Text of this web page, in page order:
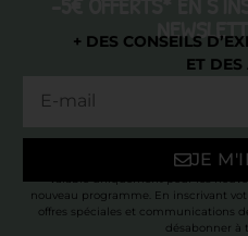
+ DES CONSEILS
ET DES
JE
* Valable uniquement pour les
nouveau programme. En inscrivant
offres spéciales et communications
désabonner à